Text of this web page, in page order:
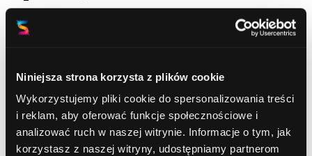
Niniejsza strona korzysta z plików cookie
Wykorzystujemy pliki cookie do spersonalizowania treści
i reklam, aby oferować funkcje społecznościowe i
analizować ruch w naszej witrynie. Informacje o tym, jak
korzystasz z naszej witryny, udostępniamy partnerom
W ramach tej idei budujemy kolejne
Kolejny etap prac rozwijamy łącząc
powstałe składowe w jeden „organizm”.
Obecnie pracujemy nad automatyką
wprowadzania zmian w projekcie z